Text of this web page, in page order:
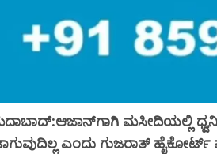
ಮಸೀದಿಯಲ್ಲಿ
ಎಂದು ಗುಜರಾತ್